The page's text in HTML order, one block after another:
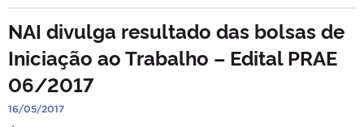
NAI divulga resultado das bolsas de
Iniciação ao Trabalho – Edital PRAE
06/2017
16/05/2017